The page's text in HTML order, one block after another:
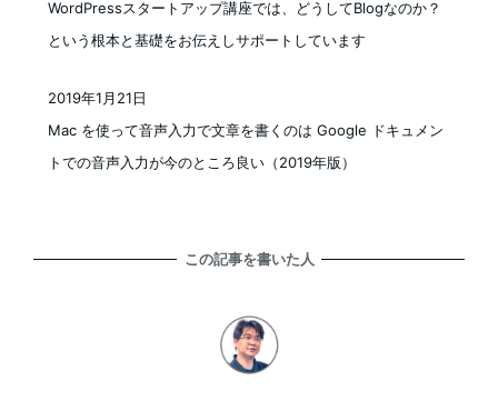
WordPressスタートアップ講座では、どうしてBlogなのか？
という根本と基礎をお伝えしサポートしています
Mac を使って音声入力で文章を書くのは Google ドキュメン
トでの音声入力が今のところ良い（2019年版）
2019年1月21日
この記事を書いた人